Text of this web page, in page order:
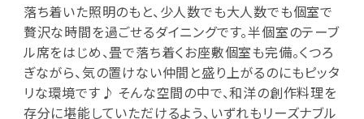
落ち着いた照明のもと、少人数でも大人数でも個室で
贅沢な時間を過ごせるダイニングです。半個室のテーブ
ル席をはじめ、畳で落ち着くお座敷個室も完備。くつろ
ぎながら、気の置けない仲間と盛り上がるのにもピッタ
リな環境です♪ そんな空間の中で、和洋の創作料理を
存分に堪能していただけるよう、いずれもリーズナブル